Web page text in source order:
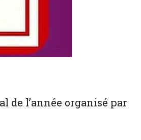
de l’année organisé par